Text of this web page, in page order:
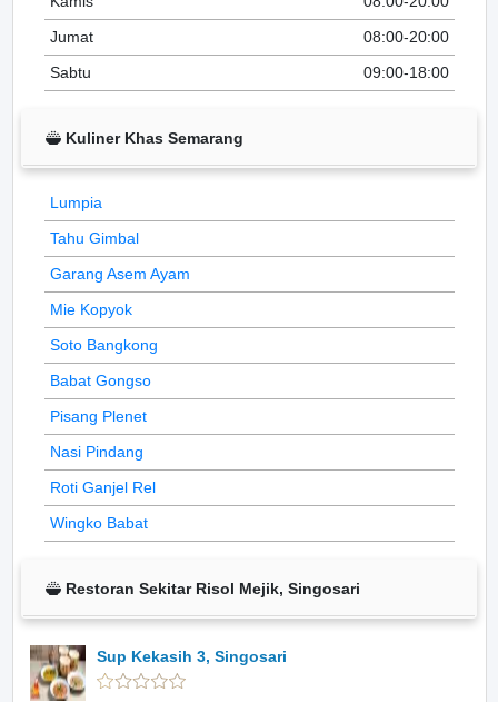
Jumat
08:00-20:00
Sabtu
09:00-18:00
Kuliner Khas Semarang
Lumpia
Tahu Gimbal
Garang Asem Ayam
Mie Kopyok
Soto Bangkong
Babat Gongso
Pisang Plenet
Nasi Pindang
Roti Ganjel Rel
Wingko Babat
Restoran Sekitar Risol Mejik, Singosari
Sup Kekasih 3, Singosari